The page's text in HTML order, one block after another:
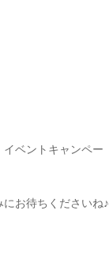
ベントキャンペー
お待ちくださいね♪